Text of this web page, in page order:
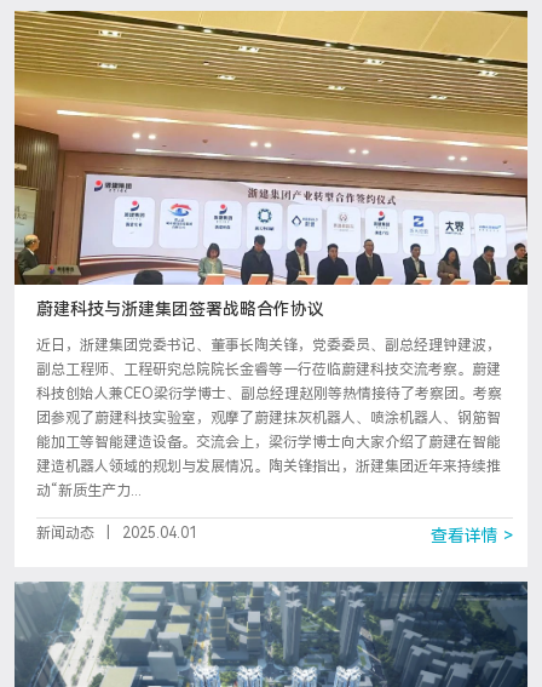
蔚建科技与浙建集团签署战略合作协议
近日，浙建集团党委书记、董事长陶关锋，党委委员、副总经理钟建波，
副总工程师、工程研究总院院长金睿等一行莅临蔚建科技交流考察。蔚建
科技创始人兼CEO梁衍学博士、副总经理赵刚等热情接待了考察团。考察
团参观了蔚建科技实验室，观摩了蔚建抹灰机器人、喷涂机器人、钢筋智
能加工等智能建造设备。交流会上，梁衍学博士向大家介绍了蔚建在智能
建造机器人领域的规划与发展情况。陶关锋指出，浙建集团近年来持续推
动“新质生产力...
新闻动态 2025.04.01 查看详情 >